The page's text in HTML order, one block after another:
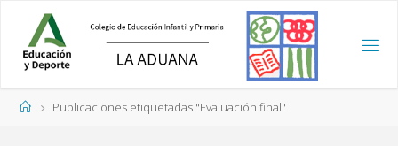
contenido
PáginaPublicaciones etiquetadas "Evaluación final"